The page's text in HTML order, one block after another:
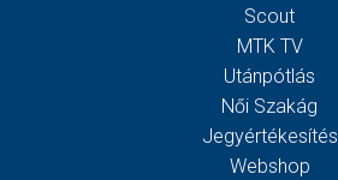
Scout
MTK TV
Utánpótlás
Női Szakág
Jegyértékesítés
Webshop